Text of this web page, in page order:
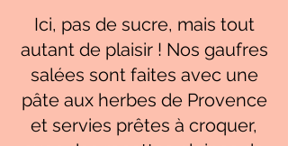
Ici, pas de sucre, mais tout
autant de plaisir ! Nos gaufres
salées sont faites avec une
pâte aux herbes de Provence
et servies prêtes à croquer,